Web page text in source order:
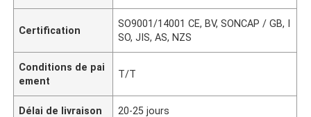
Certification
SO9001/14001 CE, BV, SONCAP / GB, I
SO, JIS, AS, NZS
Conditions de pai
ement
T/T
Délai de livraison 20-25 jours